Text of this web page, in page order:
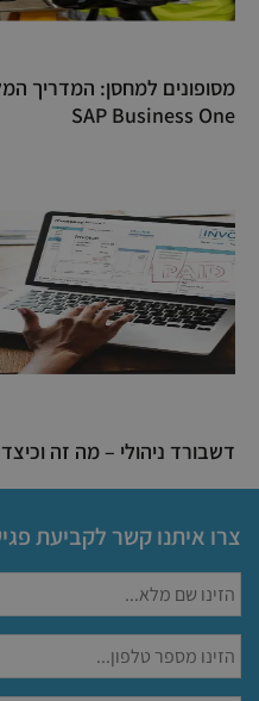
מסופונים למחסן: המדריך
SAP Business One
דשבורד ניהולי – מה זה
צרו איתנו קשר לקביעת